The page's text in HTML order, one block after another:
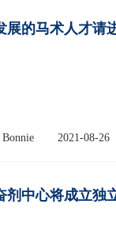
展的马术人才
2021-08-26
剂中心将成立独